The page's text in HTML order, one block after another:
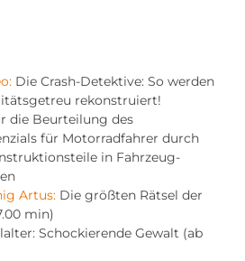
Die Crash-Detektive: So werden
rekonstruiert!
die Beurteilung des
für Motorradfahrer durch
in Fahrzeug-
Artus: Die größten Rätsel der
min)
Schockierende Gewalt (ab